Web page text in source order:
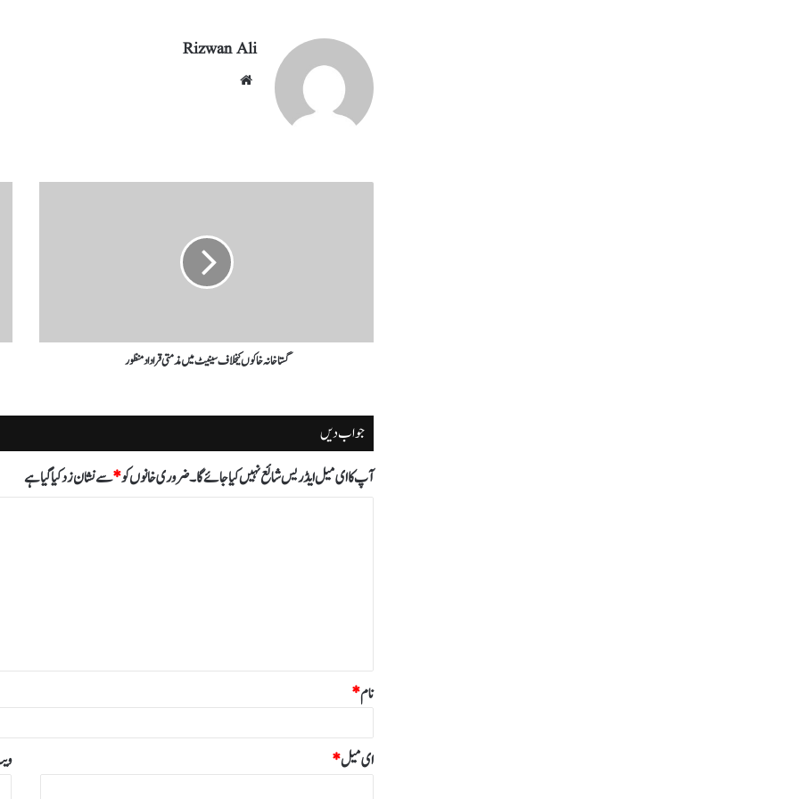
Rizwan Ali
گستاخانہ خاکوں کیخلاف سینیٹ میں مذمتی قراداد منظور
جواب دیں
آپ کا ای میل ایڈریس شائع نہیں کیا جائے گا۔ضروری خانوں کو*سے نشان زد کیا گیا ہے
نام*
ای میل*